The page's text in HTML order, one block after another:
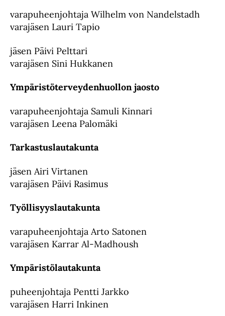
varapuheenjohtaja Wilhelm von Nandelstadh
varajäsen Lauri Tapio
jäsen Päivi Pelttari
varajäsen Sini Hukkanen
Ympäristöterveydenhuollon jaosto
varapuheenjohtaja Samuli Kinnari
varajäsen Leena Palomäki
Tarkastuslautakunta
jäsen Airi Virtanen
varajäsen Päivi Rasimus
Työllisyyslautakunta
varapuheenjohtaja Arto Satonen
varajäsen Karrar Al-Madhoush
Ympäristölautakunta
puheenjohtaja Pentti Jarkko
varajäsen Harri Inkinen